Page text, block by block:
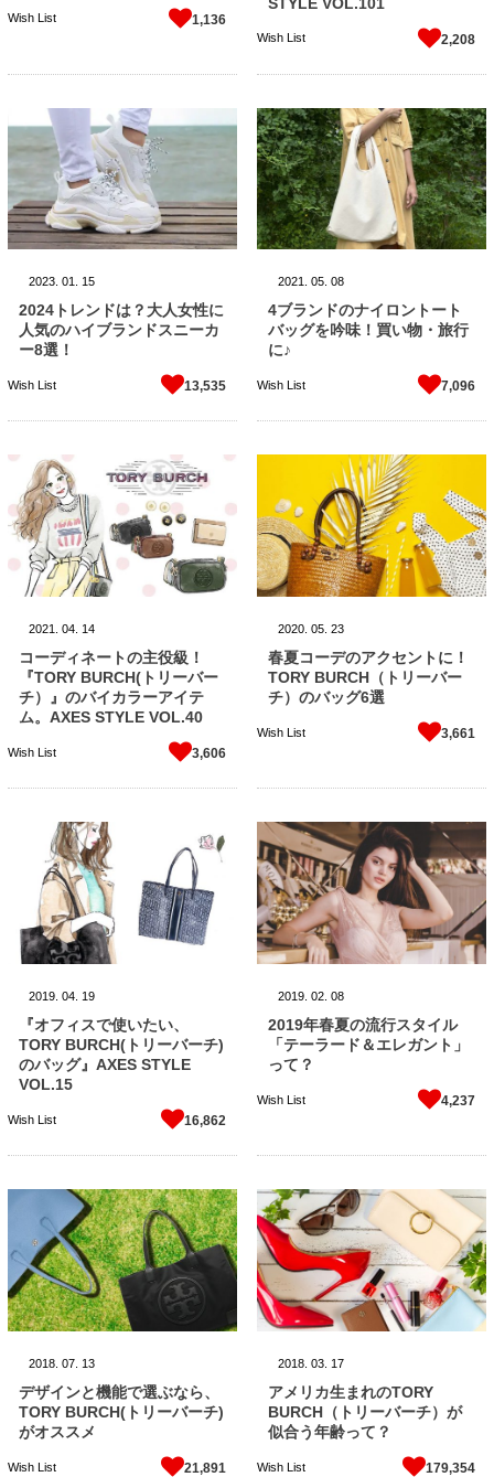
1,136
Wish List
2,208
Wish List
2023. 01. 15
2024トレンドは？大人女性に
人気のハイブランドスニーカ
ー8選！
13,535
Wish List
2021. 05. 08
4ブランドのナイロントート
バッグを吟味！買い物・旅行
に♪
7,096
Wish List
2021. 04. 14
コーディネートの主役級！
『TORY BURCH(トリーバー
チ）』のバイカラーアイテ
ム。AXES STYLE VOL.40
3,606
Wish List
2020. 05. 23
春夏コーデのアクセントに！
TORY BURCH（トリーバー
チ）のバッグ6選
3,661
Wish List
2019. 04. 19
『オフィスで使いたい、
TORY BURCH(トリーバーチ)
のバッグ』AXES STYLE
VOL.15
16,862
Wish List
2019. 02. 08
2019年春夏の流行スタイル
「テーラード＆エレガント」
って？
4,237
Wish List
2018. 07. 13
デザインと機能で選ぶなら、
TORY BURCH(トリーバーチ)
がオススメ
21,891
Wish List
2018. 03. 17
アメリカ生まれのTORY
BURCH（トリーバーチ）が
似合う年齢って？
179,354
Wish List